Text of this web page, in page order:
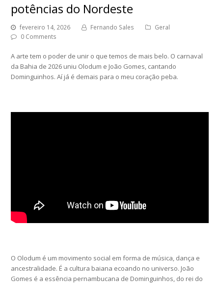
potências do Nordeste
fevereiro 14, 2026 Fernando Sales
Geral
0 Comments
A arte tem o poder de unir o que temos de mais belo. O carnaval
da Bahia de 2026 uniu Olodum e João Gomes, cantando
Dominguinhos. Aí já é demais para o meu coração peba.
O Olodum é um movimento social em forma de música, dança e
ancestralidade. É a cultura baiana ecoando no universo. João
Gomes é a essência pernambucana de Dominguinhos, do rei do